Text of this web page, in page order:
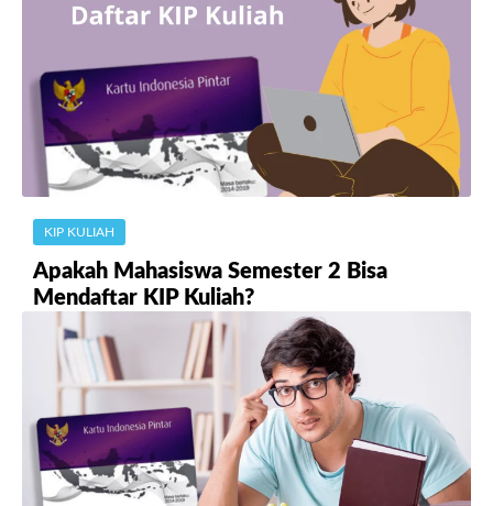
KIP KULIAH
Apakah Mahasiswa Semester 2 Bisa
Mendaftar KIP Kuliah?